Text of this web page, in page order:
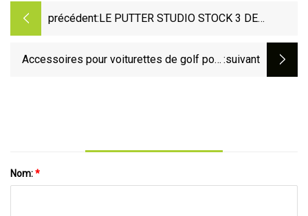
précédent: LE PUTTER STUDIO STOCK 3 DE
VICTOIRE HISTORIQUE
Accessoires pour voiturettes de golf pour :suivant
Nom:*